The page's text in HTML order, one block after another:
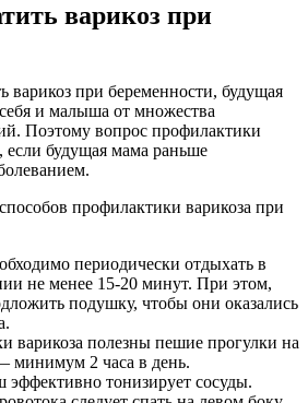
варикоз при
варикоз при беременности, будущая
и малыша от множества
Поэтому вопрос профилактики
если будущая мама раньше
профилактики варикоза при
периодически отдыхать в
не менее 15-20 минут. При этом,
подушку, чтобы они оказались
варикоза полезны пешие прогулки на
минимум 2 часа в день.
тонизирует сосуды.